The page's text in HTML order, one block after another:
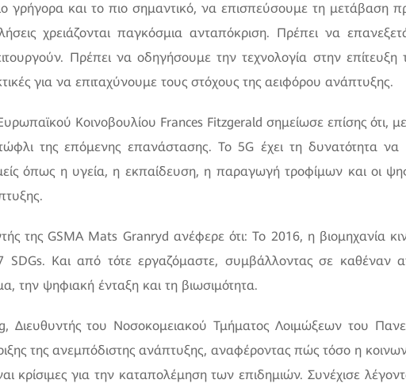
γρήγορα και το πιο σημαντικό, να επισπεύσουμε τη
χρειάζονται παγκόσμια ανταπόκριση. Πρέπει να
Πρέπει να οδηγήσουμε την τεχνολογία στην
για να επιταχύνουμε τους στόχους της αειφόρου ανάπτυξης.
Κοινοβουλίου Frances Fitzgerald σημείωσε επίσης
της επόμενης επανάστασης. Το 5G έχει τη δυνατότητα
όπως η υγεία, η εκπαίδευση, η παραγωγή τροφίμων και οι
της GSMA Mats Granryd ανέφερε ότι: Το 2016, η βιομηχανία
Και από τότε εργαζόμαστε, συμβάλλοντας σε καθέναν
την ψηφιακή ένταξη και τη βιωσιμότητα.
Διευθυντής του Νοσοκομειακού Τμήματος Λοιμώξεων του
της ανεμπόδιστης ανάπτυξης, αναφέροντας πώς τόσο η
κρίσιμες για την καταπολέμηση των επιδημιών. Συνέχισε